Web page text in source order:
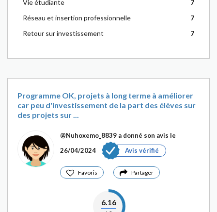
Vie étudiante
7
Réseau et insertion professionnelle
7
Retour sur investissement
7
Programme OK, projets à long terme à améliorer
car peu d'investissement de la part des élèves sur
des projets sur ...
@Nuhoxemo_8839 a donné son avis le
26/04/2024
Avis vérifié
Favoris Partager
6.16